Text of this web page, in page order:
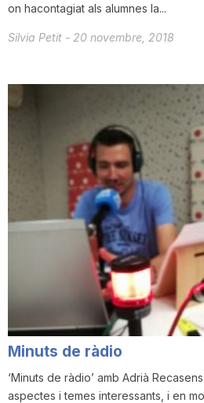
r
on hacontagiat als alumnes la...
Silvia Petit - 20 novembre, 2018
Minuts de ràdio
‘Minuts de ràdio’ amb Adrià
aspectes i temes interessants, i en